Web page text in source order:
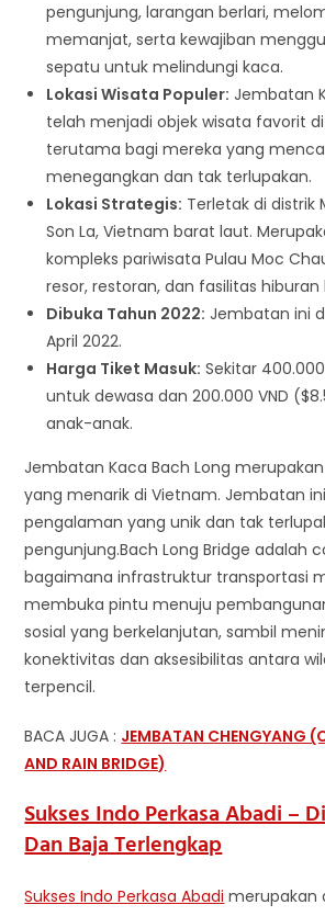
pengunjung, larangan berlari,
memanjat, serta kewajiban
sepatu untuk melindungi kaca.
Lokasi Wisata Populer: Jembatan
telah menjadi objek wisata favorit
terutama bagi mereka yang
menegangkan dan tak terlupakan.
Lokasi Strategis: Terletak di distrik
Son La, Vietnam barat laut.
kompleks pariwisata Pulau Moc
resor, restoran, dan fasilitas hiburan
Dibuka Tahun 2022: Jembatan ini
April 2022.
Harga Tiket Masuk: Sekitar 400.000
untuk dewasa dan 200.000 VND
anak-anak.
Jembatan Kaca Bach Long
yang menarik di Vietnam. Jembatan
pengalaman yang unik dan tak
pengunjung.Bach Long Bridge adalah
bagaimana infrastruktur transportasi
membuka pintu menuju
sosial yang berkelanjutan, sambil
konektivitas dan aksesibilitas antara
terpencil.
BACA JUGA : JEMBATAN CHENGYANG
AND RAIN BRIDGE)
Sukses Indo Perkasa Abadi –
Dan Baja Terlengkap
Sukses Indo Perkasa Abadi merupakan